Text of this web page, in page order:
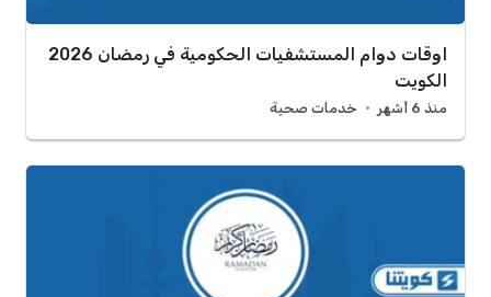
اوقات دوام المستشفيات الحكومية في رمضان 2026
الكويت
منذ 6 أشهر خدمات صحية